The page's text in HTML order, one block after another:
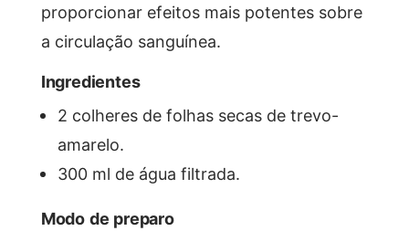
proporcionar efeitos mais potentes sobre
a circulação sanguínea.
Ingredientes
2 colheres de folhas secas de trevo-
amarelo.
300 ml de água filtrada.
Modo de preparo